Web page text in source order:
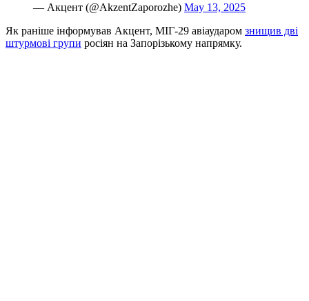
— Акцент (@AkzentZaporozhe) May 13, 2025
Як раніше інформував Акцент, МІГ-29 авіаударом знищив дві
штурмові групи росіян на Запорізькому напрямку.